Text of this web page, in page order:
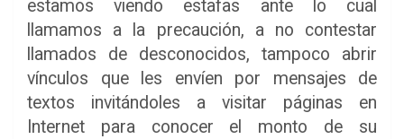
estamos viendo estafas ante lo cual
llamamos a la precaución, a no contestar
llamados de desconocidos, tampoco abrir
vínculos que les envíen por mensajes de
textos invitándoles a visitar páginas en
Internet para conocer el monto de su